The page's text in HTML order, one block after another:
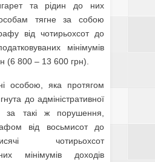
та рідин до них
особам тягне за собою
від чотирьохсот до
мінімумів
(6 800 – 13 600 грн).
особою, яка протягом
до адміністративної
за такі ж порушення,
від восьмисот до
чотирьохсот
мінімумів доходів